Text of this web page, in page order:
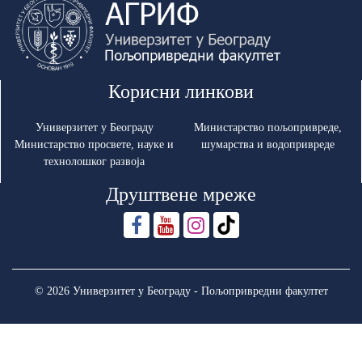
Корисни линкови
Универзитет у Београду
Министарство просвете, науке и
технолошког развоја
Министарство пољопривреде,
шумарства и водопривреде
Друштвене мреже
© 2026 Универзитет у Београду - Пољопривредни факултет